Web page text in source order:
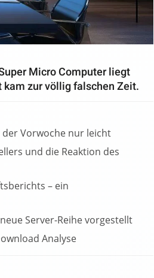
Micro Computer liegt
zur völlig falschen Zeit.
Vorwoche nur leicht
und die Reaktion des
– ein
Server-Reihe vorgestellt